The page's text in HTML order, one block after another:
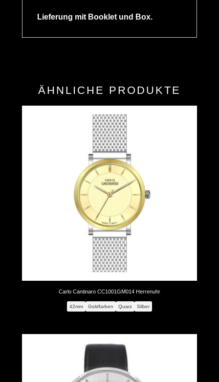
Lieferung mit Booklet und Box.
ÄHNLICHE PRODUKTE
Carlo Cantinaro CC1001GM014 Herrenuhr
42mm Goldfarben Quarz Silber